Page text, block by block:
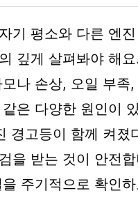
기 평소와 다른 엔
깊게 살펴봐야 해
나 손상, 오일 부족,
은 다양한 원인이
경고등이 함께 켜졌
을 받는 것이 안전
주기적으로 확인